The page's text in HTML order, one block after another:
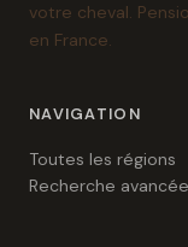
votre cheval.
en France.
NAVIGATION
Toutes les régions
Recherche avancée